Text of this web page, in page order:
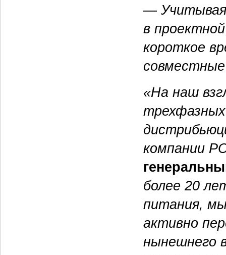
—
в
короткое
«На наш
компании
более 20
питания,
активно
нынешнего